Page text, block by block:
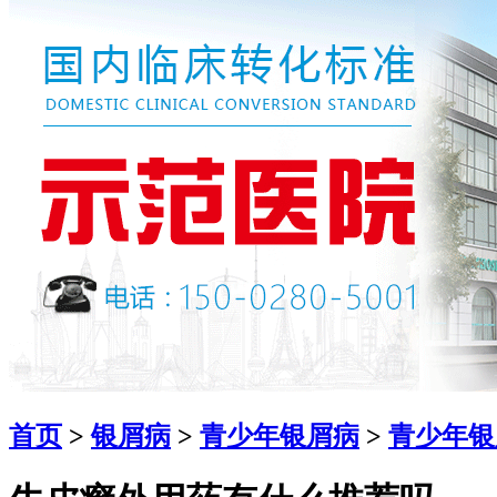
首页 >银屑病 > 青少年银屑病 > 青少年